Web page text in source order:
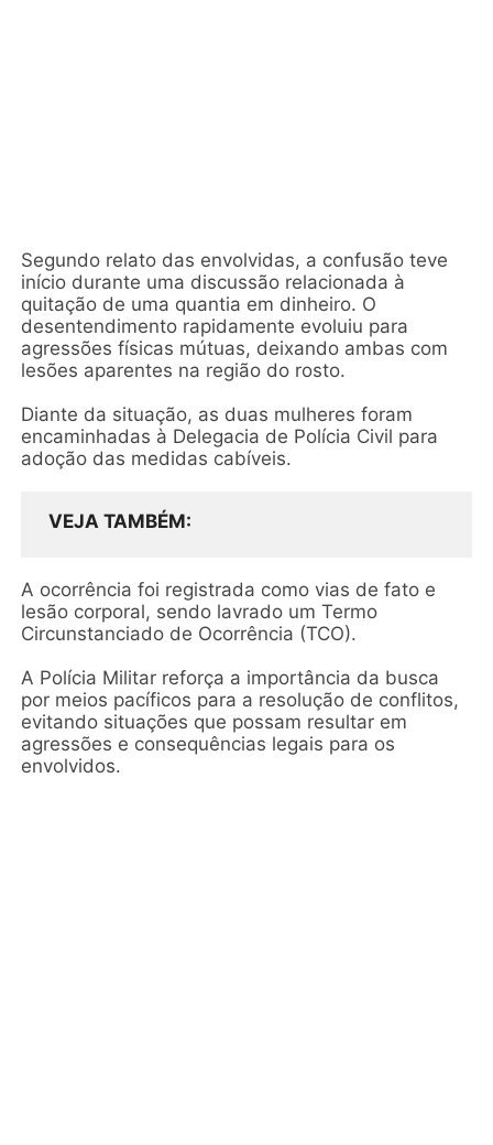
Segundo relato das envolvidas, a confusão teve
início durante uma discussão relacionada à
quitação de uma quantia em dinheiro. O
desentendimento rapidamente evoluiu para
agressões físicas mútuas, deixando ambas com
lesões aparentes na região do rosto.
Diante da situação, as duas mulheres foram
encaminhadas à Delegacia de Polícia Civil para
adoção das medidas cabíveis.
VEJA TAMBÉM
A ocorrência foi registrada como vias de fato e
lesão corporal, sendo lavrado um Termo
Circunstanciado de Ocorrência (TCO).
A Polícia Militar reforça a importância da busca
por meios pacíficos para a resolução de conflitos,
evitando situações que possam resultar em
agressões e consequências legais para os
envolvidos.